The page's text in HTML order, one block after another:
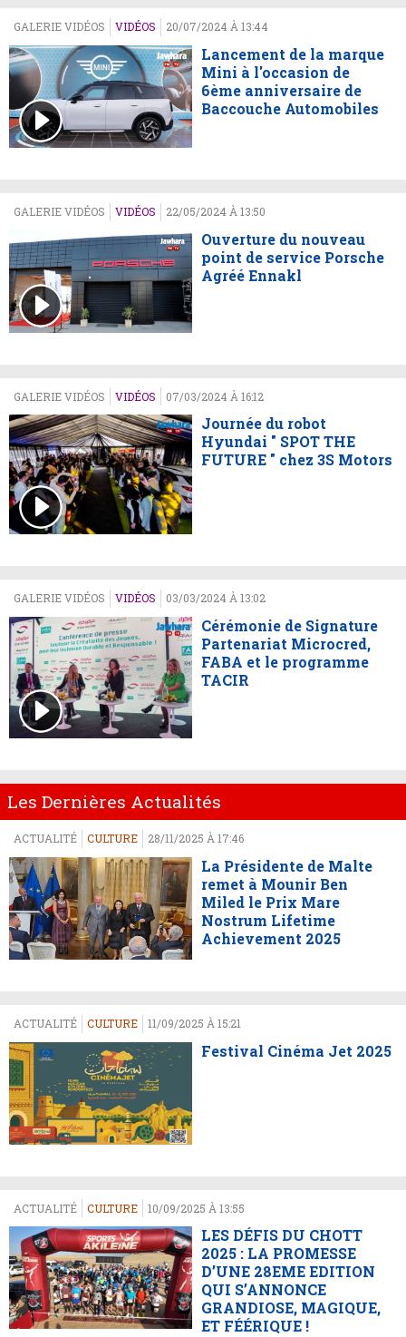
GALERIE VIDÉOS VIDÉOS 20/07/2024 À 13:44
Lancement de la marque
Mini à l'occasion de
6ème anniversaire de
Baccouche Automobiles
GALERIE VIDÉOS VIDÉOS 22/05/2024 À 13:50
Ouverture du nouveau
point de service Porsche
Agréé Ennakl
GALERIE VIDÉOS VIDÉOS 07/03/2024 À 16:12
Journée du robot
Hyundai " SPOT THE
FUTURE " chez 3S Motors
GALERIE VIDÉOS VIDÉOS 03/03/2024 À 13:02
Cérémonie de Signature
Partenariat Microcred,
FABA et le programme
TACIR
Les Dernières Actualités
ACTUALITÉ CULTURE 28/11/2025 À 17:46
La Présidente de Malte
remet à Mounir Ben
Miled le Prix Mare
Nostrum Lifetime
Achievement 2025
ACTUALITÉ CULTURE 11/09/2025 À 15:21
Festival Cinéma Jet 2025
ACTUALITÉ CULTURE 10/09/2025 À 13:55
LES DÉFIS DU CHOTT
2025 : LA PROMESSE
D’UNE 28EME EDITION
QUI S’ANNONCE
GRANDIOSE, MAGIQUE,
ET FÉÉRIQUE !